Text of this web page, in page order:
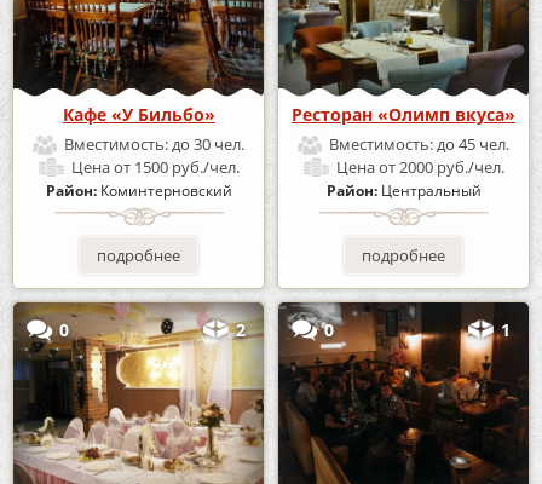
Кафе «У Бильбо»
Вместимость:до 30 чел.
Ценаот 1500 руб./чел.
Район: Коминтерновский
подробнее
Ресторан «Олимп вкуса»
Вместимость:до 45 чел.
Ценаот 2000 руб./чел.
Район: Центральный
подробнее
0 2 0 1